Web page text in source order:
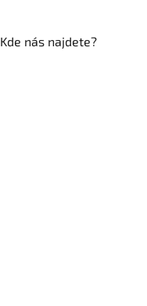
Kde nás najdete?